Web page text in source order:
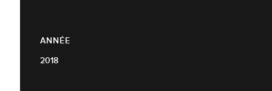
ANNÉE
2018